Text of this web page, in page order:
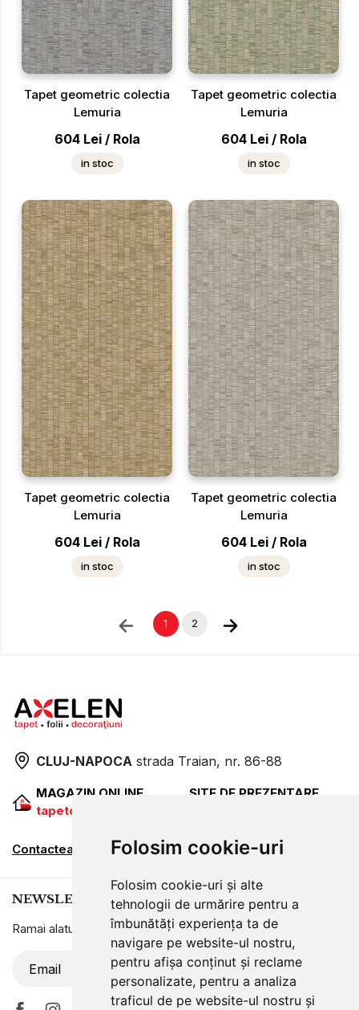
Folosim cookie-uri
Folosim cookie-uri și alte
tehnologii de urmărire pentru a
îmbunătăți experiența ta de
navigare pe website-ul nostru,
pentru afișa conținut și reclame
personalizate, pentru a analiza
traficul de pe website-ul nostru și
Tapet geometric colectia
Lemuria
604 Lei / Rola
in stoc
Tapet geometric colectia
Lemuria
604 Lei / Rola
in stoc
Tapet geometric colectia
Lemuria
604 Lei / Rola
in stoc
Tapet geometric colectia
Lemuria
604 Lei / Rola
in stoc
1 2
CLUJ-NAPOCA strada Traian, nr. 86-88
MAGAZIN ONLINE
tapetcugarantie.ro
SITE DE PREZENTARE
Contactează-ne
NEWSLETTER
Ramai alaturi de noi pentru promotii si oferte
ABONARE